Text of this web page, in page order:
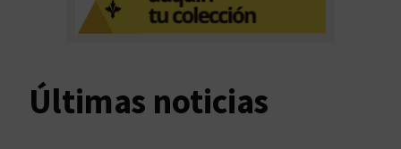
v
i
e
Últimas noticias